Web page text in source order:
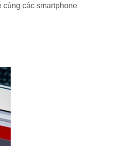
cùng các smartphone